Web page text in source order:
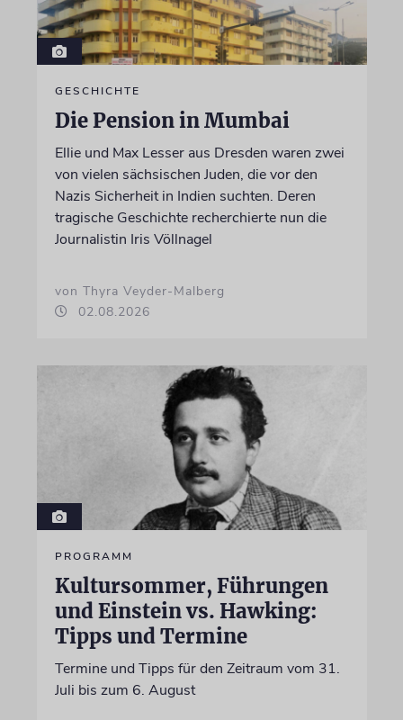
GESCHICHTE
Die Pension in Mumbai
Ellie und Max Lesser aus Dresden waren zwei
von vielen sächsischen Juden, die vor den
Nazis Sicherheit in Indien suchten. Deren
tragische Geschichte recherchierte nun die
Journalistin Iris Völlnagel
von Thyra Veyder-Malberg
02.08.2026
PROGRAMM
Kultursommer, Führungen
und Einstein vs. Hawking:
Tipps und Termine
Termine und Tipps für den Zeitraum vom 31.
Juli bis zum 6. August